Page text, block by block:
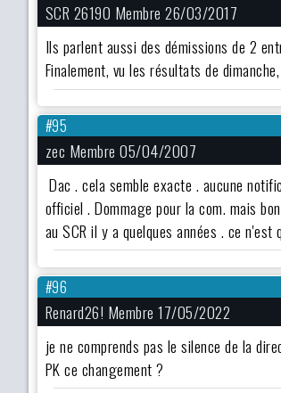
SCR 26190 Membre 26/03/2017
Ils parlent aussi des démissions de 2
Finalement, vu les résultats de
#95
zec Membre 05/04/2007
Dac . cela semble exacte . aucune
officiel . Dommage pour la com. mais
au SCR il y a quelques années . ce n'est
#96
Renard26! Membre 17/05/2022
je ne comprends pas le silence de la
PK ce changement ?